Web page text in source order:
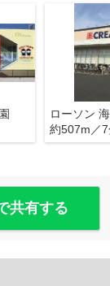
約507m／
共有する